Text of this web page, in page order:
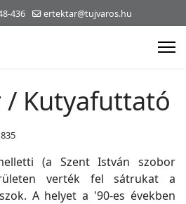
436 ertektar@tujvaros.hu
/ Kutyafuttató
(a Szent István szobor
verték fel sátrukat a
A helyet a '90-es években